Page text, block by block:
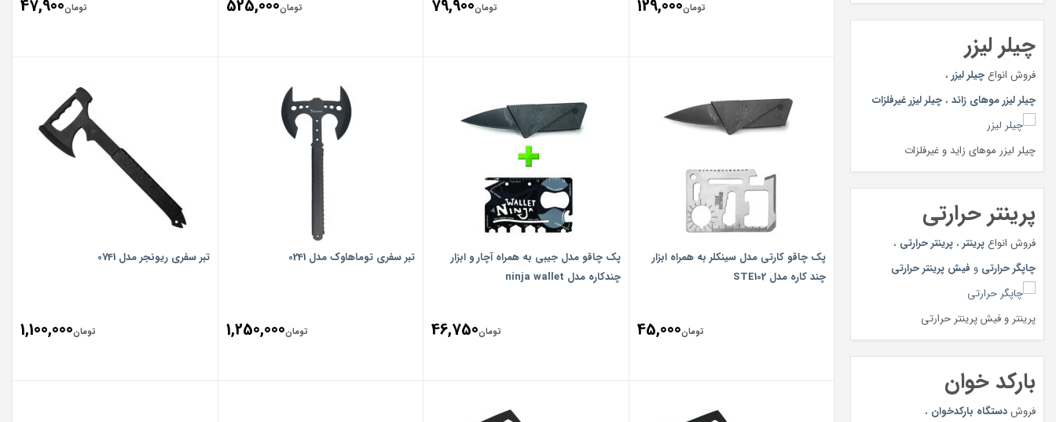
چیلر لیزر
فروش انواع چیلر لیزر ،
چیلر لیزر موهای زائد ، چیلر لیزر غیرفلزات
چیلر لیزر موهای زاید و غیرفلزات
پرینتر حرارتی
فروش انواع پرینتر ، پرینتر حرارتی ،
چاپگر حرارتی و فیش پرینتر حرارتی
پرینتر و فیش پرینتر حرارتی
بارکد خوان
فروشدستگاه بارکدخوان ،
تومان129,000 تومان79,900 تومان525,000 تومان47,900
پک چاقو کارتی مدل سینکلر به همراه ابزار
چند کاره مدل STE102
تومان45,000
پک چاقو مدل جیبی به همراه آچار و ابزار
چندکاره مدل ninja wallet
تومان46,750
تبر سفری توماهاوک مدل 0241
تومان1,250,000
تبر سفری ریونجر مدل 0741
تومان1,100,000